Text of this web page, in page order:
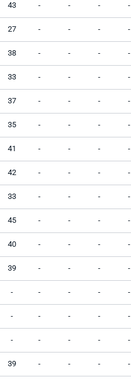
43 - - - -
27 - - - -
38 - - - -
33 - - - -
37 - - - -
35 - - - -
41 - - - -
42 - - - -
33 - - - -
45 - - - -
40 - - - -
39 - - - -
- - - - -
- - - - -
- - - - -
39 - - - -